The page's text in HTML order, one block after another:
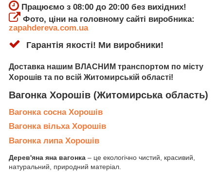
Працюємо з 08:00 до 20:00 без вихідних!
Фото, ціни на головному сайті виробника:
zapahdereva.com.ua
Гарантія якості! Ми виробники!
Доставка нашим ВЛАСНИМ транспортом по місту
Хорошів та по всій Житомирській області!
Вагонка Хорошів (Житомирська область)
Вагонка сосна Хорошів
Вагонка вільха Хорошів
Вагонка липа Хорошів
Дерев'яна яна вагонка – це екологічно чистий, красивий,
натуральний, природний матеріал.